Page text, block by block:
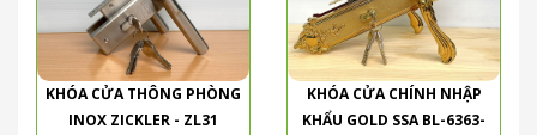
KHÓA CỬA THÔNG PHÒNG
INOX ZICKLER - ZL31
KHÓA CỬA CHÍNH NHẬP
KHẨU GOLD SSA BL-6363-